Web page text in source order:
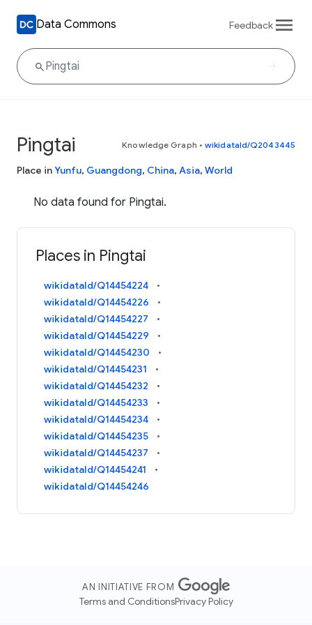
Data Commons Feedback
Pingtai Knowledge Graph • wikidataId/Q2043445
Place inYunfu, Guangdong, China, Asia, World
No data found for Pingtai.
Places in Pingtai
wikidataId/Q14454224
wikidataId/Q14454226
wikidataId/Q14454227
wikidataId/Q14454229
wikidataId/Q14454230
wikidataId/Q14454231
wikidataId/Q14454232
wikidataId/Q14454233
wikidataId/Q14454234
wikidataId/Q14454235
wikidataId/Q14454237
wikidataId/Q14454241
wikidataId/Q14454246
AN INITIATIVE FROM
Terms and ConditionsPrivacy Policy